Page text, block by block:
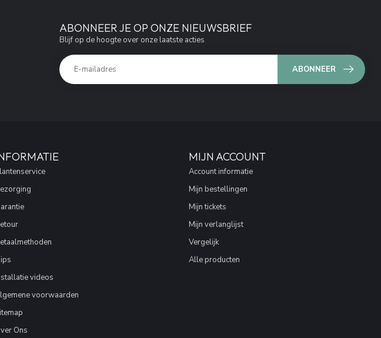
ABONNEER JE OP ONZE NIEUWSBRIEF
Blijf op de hoogte over onze laatste acties
ABONNEER
videos
voorwaarden
Ons
MIJN ACCOUNT
Account informatie
Mijn bestellingen
Mijn tickets
Mijn verlanglijst
Vergelijk
Alle producten